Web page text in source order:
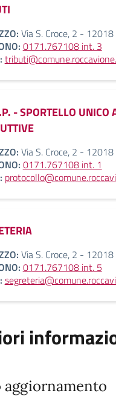
Via S. Croce, 2 -
0171.767108 int. 3
- SPORTELLO UNICO
Via S. Croce, 2 -
0171.767108 int. 1
Via S. Croce, 2 -
0171.767108 int. 5